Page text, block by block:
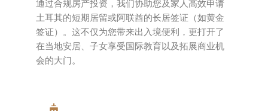
通过合规房产投资，我们协助您及家人高效申请
土耳其的短期居留或阿联酋的长居签证（如黄金
签证）。这不仅为您带来出入境便利，更打开了
在当地安居、子女享受国际教育以及拓展商业机
会的大门。